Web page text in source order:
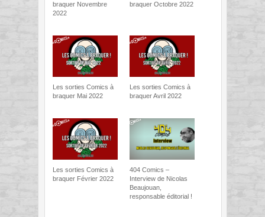
braquer Novembre
2022
braquer Octobre 2022
Les sorties Comics à
braquer Mai 2022
Les sorties Comics à
braquer Avril 2022
Les sorties Comics à
braquer Février 2022
404 Comics –
Interview de Nicolas
Beaujouan,
responsable éditorial !